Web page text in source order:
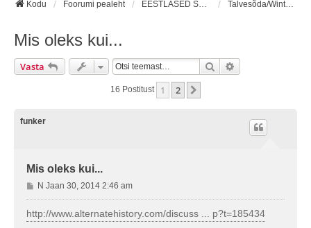
Kodu Foorumi pealeht EESTLASED SOOME ARMEES / ESTONIANS IN FINNISH ARMY Talvesõda/Winter War
Mis oleks kui...
Vasta Otsi
16 Postitust 1 2
funker
Mis oleks kui...
P
o
s
t
N Jaan 30, 2014 2:46 am
http://www.alternatehistory.com/discuss ... p?t=185434